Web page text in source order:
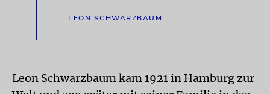
LEON SCHWARZBAUM
Leon Schwarzbaum kam 1921 in Hamburg zur